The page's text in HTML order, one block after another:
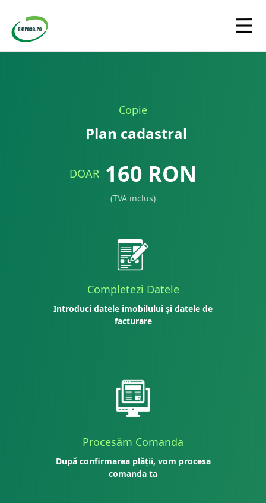
Copie
Plan cadastral
DOAR 160 RON
(TVA inclus)
Completezi Datele
Introduci datele imobilului și datele de
facturare
Procesăm Comanda
După confirmarea plății, vom procesa
comanda ta